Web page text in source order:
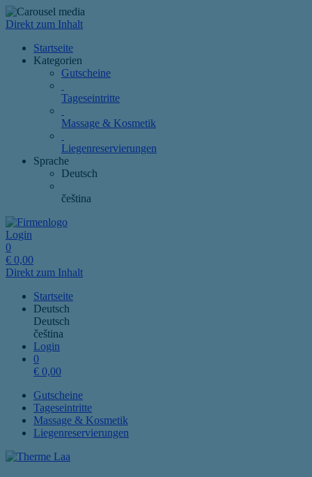
Direkt zum Inhalt
Startseite
Kategorien
Gutscheine
Tageseintritte
Massage & Kosmetik
Liegenreservierungen
Sprache
Deutsch
čeština
Login
0
€ 0,00
Direkt zum Inhalt
Startseite
Deutsch
Deutsch
čeština
Login
0
€ 0,00
Gutscheine
Tageseintritte
Massage & Kosmetik
Liegenreservierungen